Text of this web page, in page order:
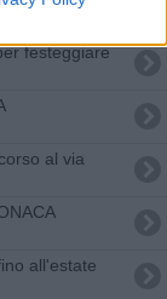
festeggiare
al via
all'estate